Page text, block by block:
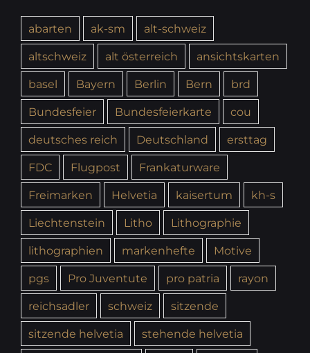
abarten ak-sm
alt-schweiz
altschweiz
alt österreich
ansichtskarten
basel
Bayern Berlin Bern
brd
Bundesfeier
Bundesfeierkarte
cou
deutsches reich
Deutschland
ersttag
FDC
Flugpost
Frankaturware
Freimarken
Helvetia kaisertum
kh-s
Liechtenstein
Litho
Lithographie
lithographien
markenhefte
Motive
pgs
Pro Juventute pro patria
rayon
reichsadler
schweiz
sitzende
sitzende helvetia
stehende helvetia